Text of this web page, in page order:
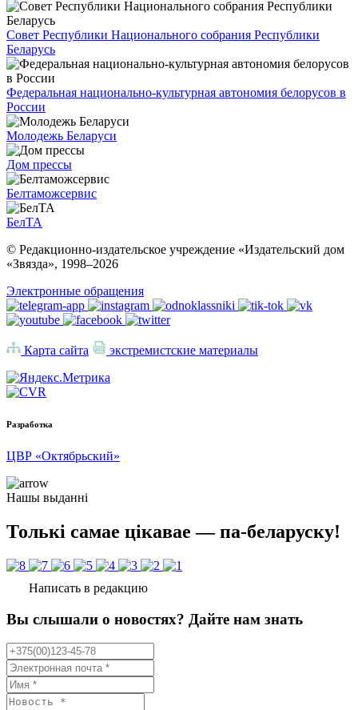
Совет Республики Национального собрания Республики
Беларусь
Федеральная национально-культурная автономия белорусов в
России
Молодежь Беларуси
Дом прессы
Белтаможсервис
БелТА
© Редакционно-издательское учреждение «Издательский дом
«Звязда», 1998–2026
Электронные обращения
Карта сайта экстремистские материалы
Разработка
ЦВР «Октябрьский»
Нашы выданні
Толькі самае цікавае — па-беларуску!
Написать в редакцию
Вы слышали о новостях? Дайте нам знать